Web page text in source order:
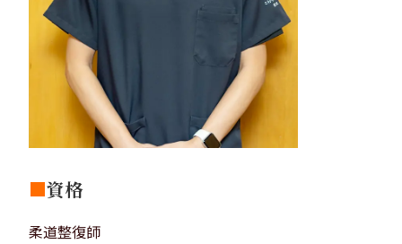
■資格
柔道整復師